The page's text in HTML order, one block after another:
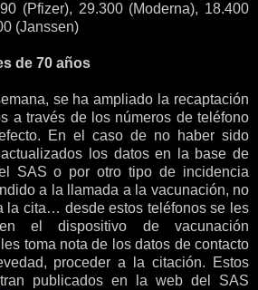
(Pfizer), 29.300 (Moderna), 18.400
(Janssen)
de 70 años
se ha ampliado la recaptación
a través de los números de teléfono
En el caso de no haber sido
los datos en la base de
SAS o por otro tipo de incidencia
a la llamada a la vacunación, no
la cita… desde estos teléfonos se les
el dispositivo de vacunación
toma nota de los datos de contacto
proceder a la citación. Estos
publicados en la web del SAS